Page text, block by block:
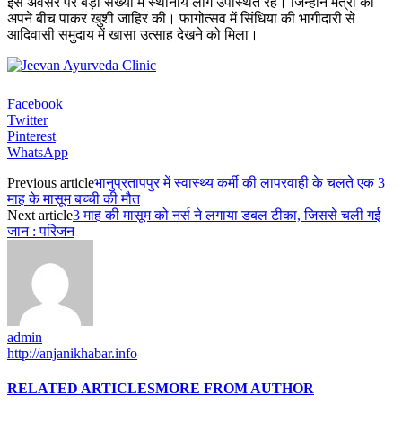
अपने बीच पाकर खुशी जाहिर की। फागोत्सव में सिंधिया की भागीदारी से
आदिवासी समुदाय में खासा उत्साह देखने को मिला।
Facebook
Twitter
Pinterest
WhatsApp
Previous articleभानुप्रतापपुर में स्वास्थ्य कर्मी की लापरवाही के चलते एक 3
माह के मासूम बच्ची की मौत
Next article3 माह की मासूम को नर्स ने लगाया डबल टीका, जिससे चली गई
जान : परिजन
admin
http://anjanikhabar.info
RELATED ARTICLESMORE FROM AUTHOR